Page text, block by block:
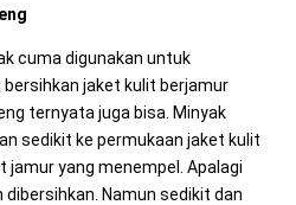
cuma digunakan untuk
jaket kulit berjamur
ternyata juga bisa. Minyak
sedikit ke permukaan jaket kulit
jamur yang menempel. Apalagi
Namun sedikit dan